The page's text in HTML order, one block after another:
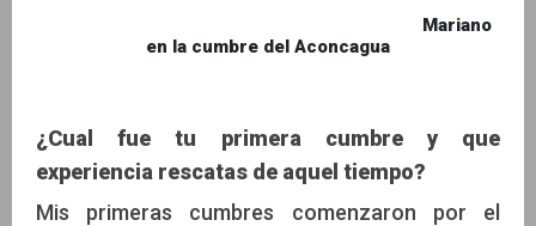
Mariano
en la cumbre del Aconcagua
¿Cual fue tu primera cumbre y que
experiencia rescatas de aquel tiempo?
Mis primeras cumbres comenzaron por el